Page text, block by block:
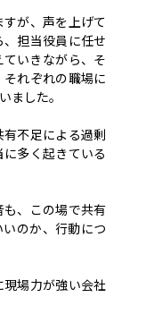
が、声を上げて
担当役員に任せ
いきながら、そ
れぞれの職場に
ました。
不足による過剰
多く起きている
、この場で共有
のか、行動につ
場力が強い会社